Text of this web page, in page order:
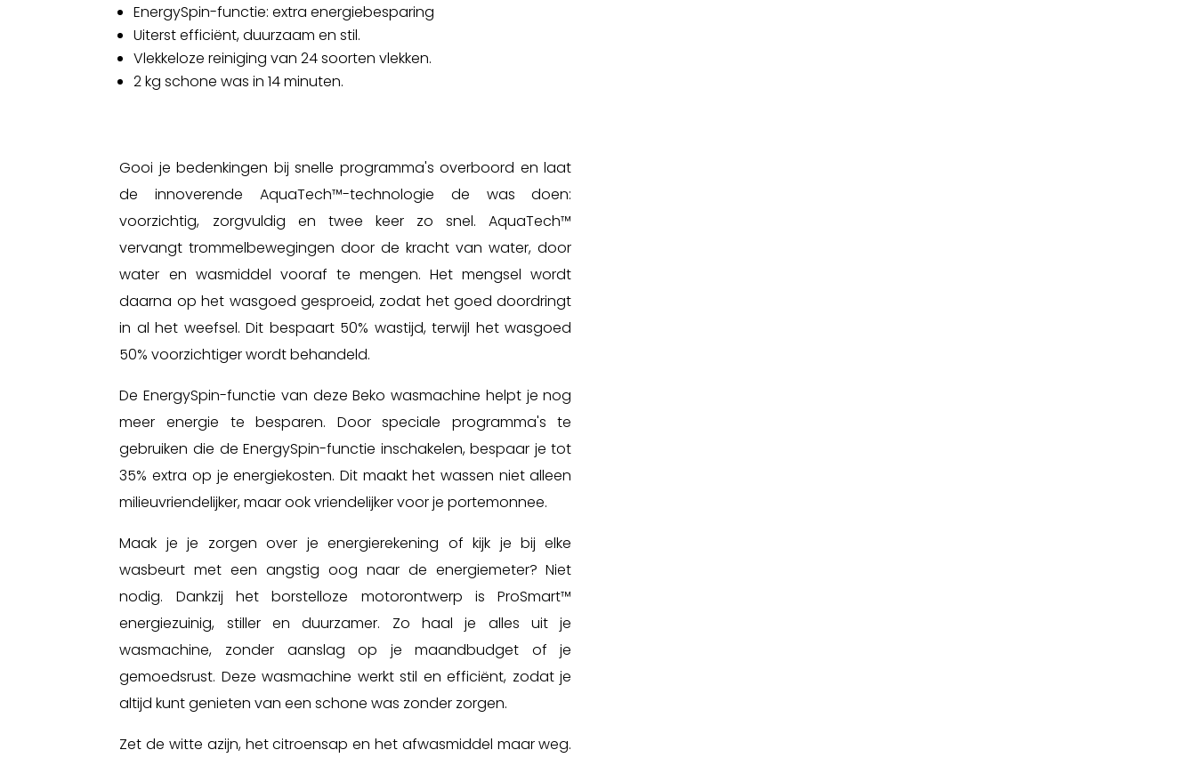
EnergySpin-functie: extra energiebesparing
Uiterst efficiënt, duurzaam en stil.
Vlekkeloze reiniging van 24 soorten vlekken.
2 kg schone was in 14 minuten.
Gooi je bedenkingen bij snelle programma's overboord en laat
de innoverende AquaTech™-technologie de was doen:
voorzichtig, zorgvuldig en twee keer zo snel. AquaTech™
vervangt trommelbewegingen door de kracht van water, door
water en wasmiddel vooraf te mengen. Het mengsel wordt
daarna op het wasgoed gesproeid, zodat het goed doordringt
in al het weefsel. Dit bespaart 50% wastijd, terwijl het wasgoed
50% voorzichtiger wordt behandeld.
De EnergySpin-functie van deze Beko wasmachine helpt je nog
meer energie te besparen. Door speciale programma's te
gebruiken die de EnergySpin-functie inschakelen, bespaar je tot
35% extra op je energiekosten. Dit maakt het wassen niet alleen
milieuvriendelijker, maar ook vriendelijker voor je portemonnee.
Maak je je zorgen over je energierekening of kijk je bij elke
wasbeurt met een angstig oog naar de energiemeter? Niet
nodig. Dankzij het borstelloze motorontwerp is ProSmart™
energiezuinig, stiller en duurzamer. Zo haal je alles uit je
wasmachine, zonder aanslag op je maandbudget of je
gemoedsrust. Deze wasmachine werkt stil en efficiënt, zodat je
altijd kunt genieten van een schone was zonder zorgen.
Zet de witte azijn, het citroensap en het afwasmiddel maar weg.